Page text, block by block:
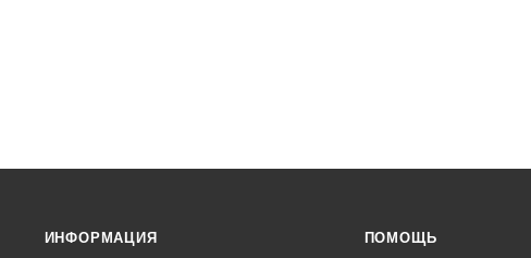
ИНФОРМАЦИЯ ПОМОЩЬ